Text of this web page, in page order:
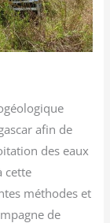
afin de
des eaux
cette
méthodes et
de